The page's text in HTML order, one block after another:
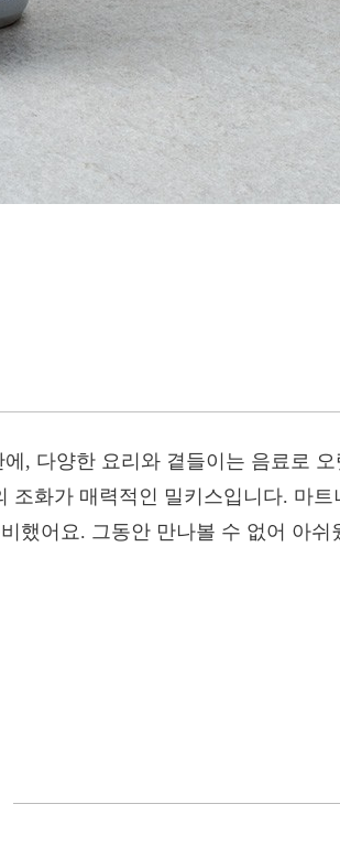
, 다양한 요리와 곁들이는 음료로 오
조화가 매력적인 밀키스입니다. 마트
했어요. 그동안 만나볼 수 없어 아쉬